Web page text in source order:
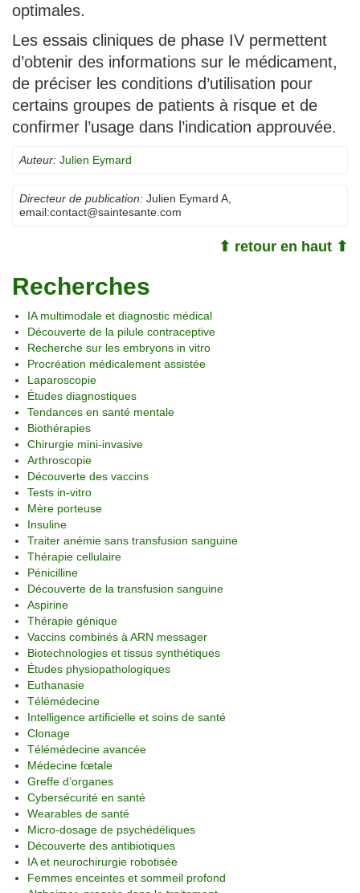
optimales.
Les essais cliniques de phase IV permettent
d’obtenir des informations sur le médicament,
de préciser les conditions d’utilisation pour
certains groupes de patients à risque et de
confirmer l’usage dans l’indication approuvée.
Auteur: Julien Eymard
Directeur de publication: Julien Eymard A
email:contact@saintesante.com
⬆ retour en haut ⬆
Recherches
IA multimodale et diagnostic médical
Découverte de la pilule contraceptive
Recherche sur les embryons in vitro
Procréation médicalement assistée
Laparoscopie
Études diagnostiques
Tendances en santé mentale
Biothérapies
Chirurgie mini-invasive
Arthroscopie
Découverte des vaccins
Tests in-vitro
Mère porteuse
Insuline
Traiter anémie sans transfusion sanguine
Thérapie cellulaire
Pénicilline
Découverte de la transfusion sanguine
Aspirine
Thérapie génique
Vaccins combinés à ARN messager
Biotechnologies et tissus synthétiques
Études physiopathologiques
Euthanasie
Télémédecine
Intelligence artificielle et soins de santé
Clonage
Télémédecine avancée
Médecine fœtale
Greffe d’organes
Cybersécurité en santé
Wearables de santé
Micro-dosage de psychédéliques
Découverte des antibiotiques
IA et neurochirurgie robotisée
Femmes enceintes et sommeil profond